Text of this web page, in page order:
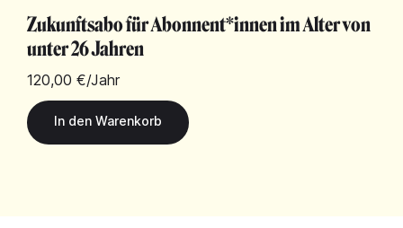
Zukunftsabo für Abonnent*innen im Alter von
unter 26 Jahren
120,00 €/Jahr